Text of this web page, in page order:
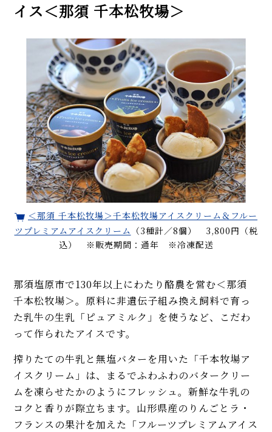
イス＜那須 千本松牧場＞
＜那須 千本松牧場＞千本松牧場アイスクリーム＆フルー
ツプレミアムアイスクリーム （3種計／8個） 3,800円（税
込） ※販売期間：通年 ※冷凍配送
那須塩原市で130年以上にわたり酪農を営む＜那須
千本松牧場＞。原料に非遺伝子組み換え飼料で育っ
た乳牛の生乳「ピュアミルク」を使うなど、こだわ
って作られたアイスです。
搾りたての牛乳と無塩バターを用いた「千本牧場ア
イスクリーム」は、まるでふわふわのバタークリー
ムを凍らせたかのようにフレッシュ。新鮮な牛乳の
コクと香りが際立ちます。山形県産のりんごとラ・
フランスの果汁を加えた「フルーツプレミアムアイス